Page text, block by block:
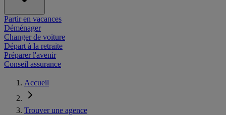
Partir en vacances
Déménager
Changer de voiture
Départ à la retraite
Préparer l'avenir
Conseil assurance
Accueil
Trouver une agence